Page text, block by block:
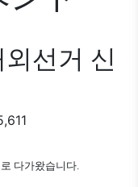
선거 신
다가왔습니다.